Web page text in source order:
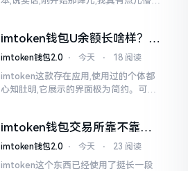
imtoken钱包U余额长啥样？截
图这样看
imtoken钱包2.0 ⋅ 今天 ⋅ 18 阅读
imtoken这款存在应用,使用过的个体都
心知肚明,它展示的界面极为简约。可是,
imtoken钱包交易所靠不靠
谱？老玩家说说心里话
imtoken钱包2.0 ⋅ 今天 ⋅ 23 阅读
imtoken这个东西已经使用了挺长一段